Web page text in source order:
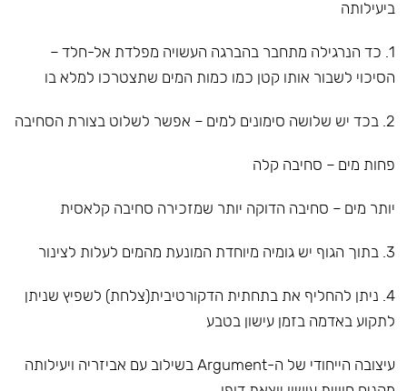
ביעילותה
1. כד הנרגילה מתחבר בהברגה העשויה מפלדת אל-חלד –
הסיכוי לשבור אותו קטן כמו כמות המים שתצטרכו למלא בו
2. בכד יש שלושה סימונים למים – אפשר לשלוט בצורת הסחיבה
פחות מים – סחיבה קלה
יותר מים – סחיבה הדוקה יותר שמזכירה סחיבה קלאסית
3. בתוך הגוף יש גומיה מיוחדת המונעת מהמים לעלות לצינור
4. ניתן להחליף את בתחתית הדקורטיבית(צלחת) לשפיץ שניתן
לתקוע באדמה בזמן עישון בטבע
עיצובה הייחודי של ה-Argument בשילוב עם אביזריה ויעילותה